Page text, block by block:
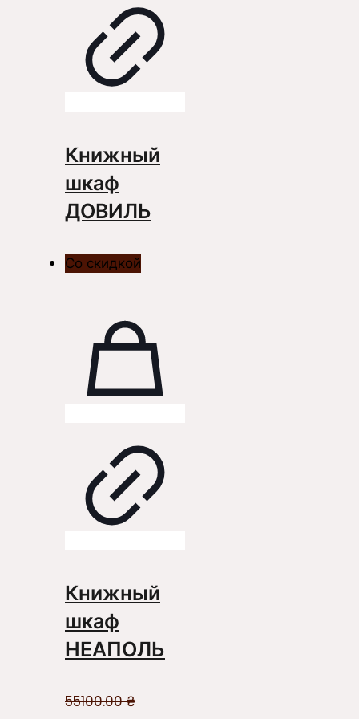
Книжный
шкаф
ДОВИЛЬ
Со скидкой
Книжный
шкаф
НЕАПОЛЬ
55100.00₴